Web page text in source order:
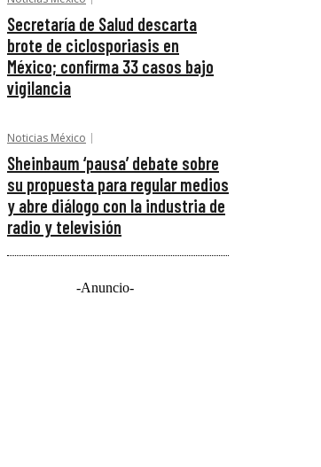
Secretaría de Salud descarta
brote de ciclosporiasis en
México; confirma 33 casos bajo
vigilancia
Noticias México
Sheinbaum ‘pausa’ debate sobre
su propuesta para regular medios
y abre diálogo con la industria de
radio y televisión
-Anuncio-